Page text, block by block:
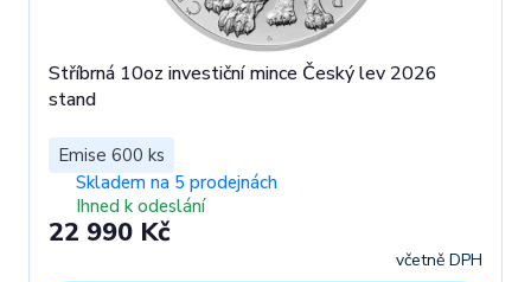
Stříbrná 10oz investiční mince Český lev 2026
stand
Emise 600 ks
Skladem na 5 prodejnách
Ihned k odeslání
22 990 Kč
včetně DPH